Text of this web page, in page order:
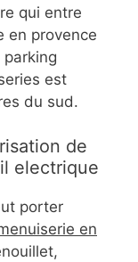
qui entre
en provence
est
du sud.
de
electrique
porter
en